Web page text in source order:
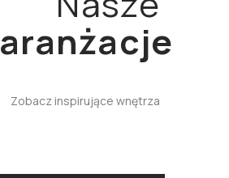
aranżacje
Zobacz inspirujące wnętrza